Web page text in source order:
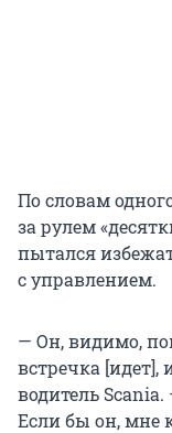
По словам
за рулем
пытался
с управлением.
— Он, видимо,
встречка [идет],
водитель Scania.
Если бы он, мне